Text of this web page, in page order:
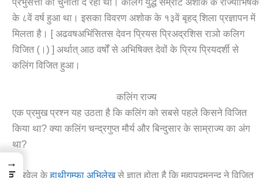
प्रभुसत्ता को चुनौती दे रहा था। कलिंग युद्ध सम्राट अशोक के राज्याभिषेक
के ८वें वर्ष हुआ था। इसका विवरण अशोक के १३वें बृहद् शिला प्रज्ञापन में
मिलता है। [ अढवषअभिंसितस देवन प्रियस प्रिअद्रशिस राञो कलिग
विजित (।) ] अर्थात् आठ वर्षों से अभिषिक्त देवों के प्रिय प्रियदर्शी से
कलिंग विजित हुआ।
कलिंग राज्य
एक प्रमुख प्रश्न यह उठता है कि कलिंग को सबसे पहले किसने विजित
किया था? क्या कलिंग चन्द्रगुप्त मौर्य और बिन्दुसार के साम्राज्य का अंग
था?
खारवेल केहाथीगुम्फा अभिलेखसे ज्ञात होता है कि महापद्मनन्द ने विजित
→